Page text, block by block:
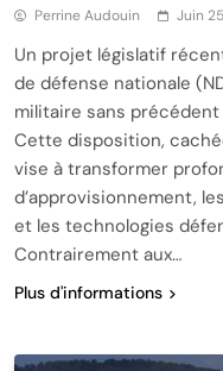
Perrine Audouin Juin
Un projet législatif
de défense nationale
militaire sans
Cette disposition,
vise à transformer
d’approvisionnement,
et les technologies
Contrairement aux…
Plus d'informations